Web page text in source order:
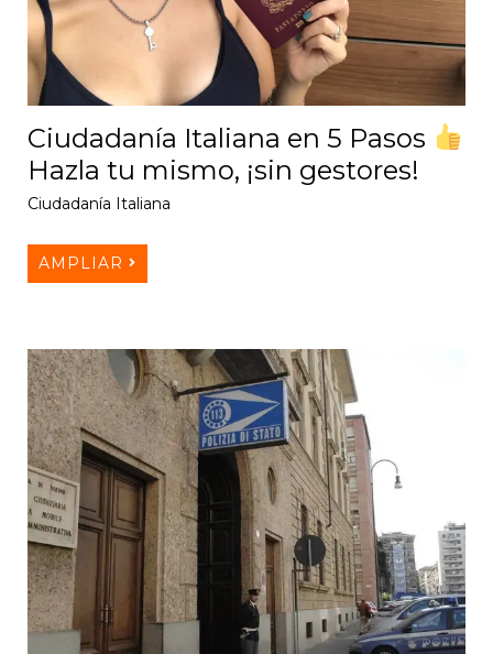
Ciudadanía Italiana en 5 Pasos
Hazla tu mismo, ¡sin gestores!
Ciudadanía Italiana
AMPLIAR